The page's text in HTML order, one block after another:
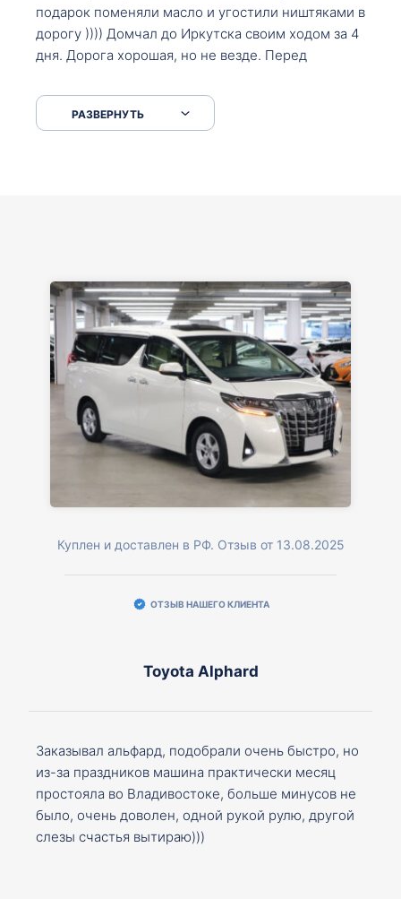
подарок поменяли масло и угостили ништяками в
дорогу )))) Домчал до Иркутска своим ходом за 4
дня. Дорога хорошая, но не везде. Перед
серпантинах по пути следования.
РАЗВЕРНУТЬ
Куплен и доставлен в РФ. Отзыв от 13.08.2025
ОТЗЫВ НАШЕГО КЛИЕНТА
Toyota Alphard
Заказывал альфард, подобрали очень быстро, но
из-за праздников машина практически месяц
простояла во Владивостоке, больше минусов не
было, очень доволен, одной рукой рулю, другой
слезы счастья вытираю)))